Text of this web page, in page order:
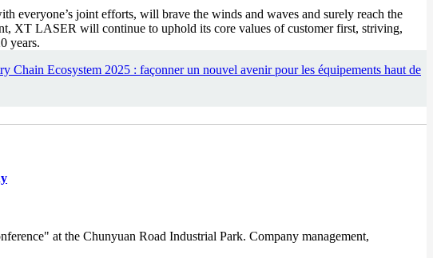
everyone’s joint efforts, will brave the winds and waves and surely reach the
XT LASER will continue to uphold its core values ​​of customer first, striving,
years.
Chain Ecosystem 2025 : façonner un nouvel avenir pour les équipements haut de
at the Chunyuan Road Industrial Park. Company management,